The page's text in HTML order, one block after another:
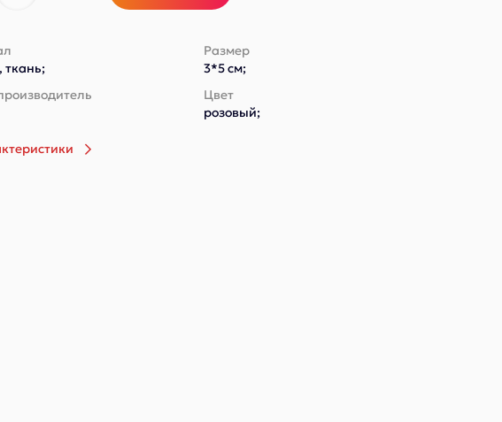
ткань;
Размер
3*5 см;
Цвет
розовый;